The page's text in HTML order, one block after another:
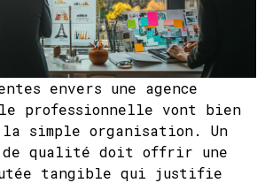
envers une agence
professionnelle vont bien
simple organisation. Un
de qualité doit offrir une
tangible qui justifie